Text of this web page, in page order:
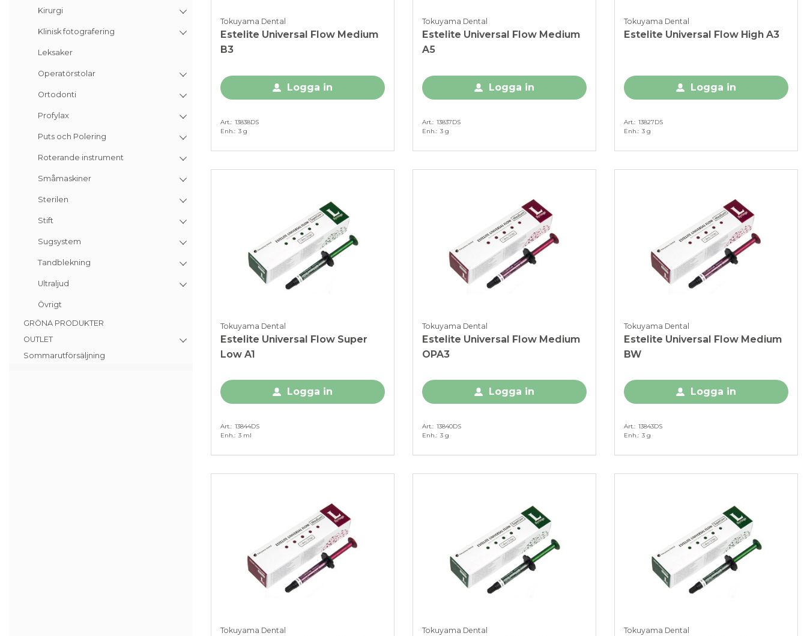
Kirurgi
Klinisk fotografering
Leksaker
Operatörstolar
Ortodonti
Profylax
Puts och Polering
Roterande instrument
Småmaskiner
Sterilen
Stift
Sugsystem
Tandblekning
Ultraljud
Övrigt
GRÖNA PRODUKTER
OUTLET
Sommarutförsäljning
Tokuyama Dental
Estelite Universal Flow Medium
B3
Logga in
Art. 13838DS
Enh. 3 g
Tokuyama Dental
Estelite Universal Flow Medium
A5
Logga in
Art. 13837DS
Enh. 3 g
Tokuyama Dental
Estelite Universal Flow High A3
Logga in
Art. 13827DS
Enh. 3 g
Tokuyama Dental
Estelite Universal Flow Super
Low A1
Logga in
Art. 13844DS
Enh. 3 ml
Tokuyama Dental
Estelite Universal Flow Medium
OPA3
Logga in
Art. 13840DS
Enh. 3 g
Tokuyama Dental
Estelite Universal Flow Medium
BW
Logga in
Art. 13843DS
Enh. 3 g
Tokuyama Dental Tokuyama Dental Tokuyama Dental